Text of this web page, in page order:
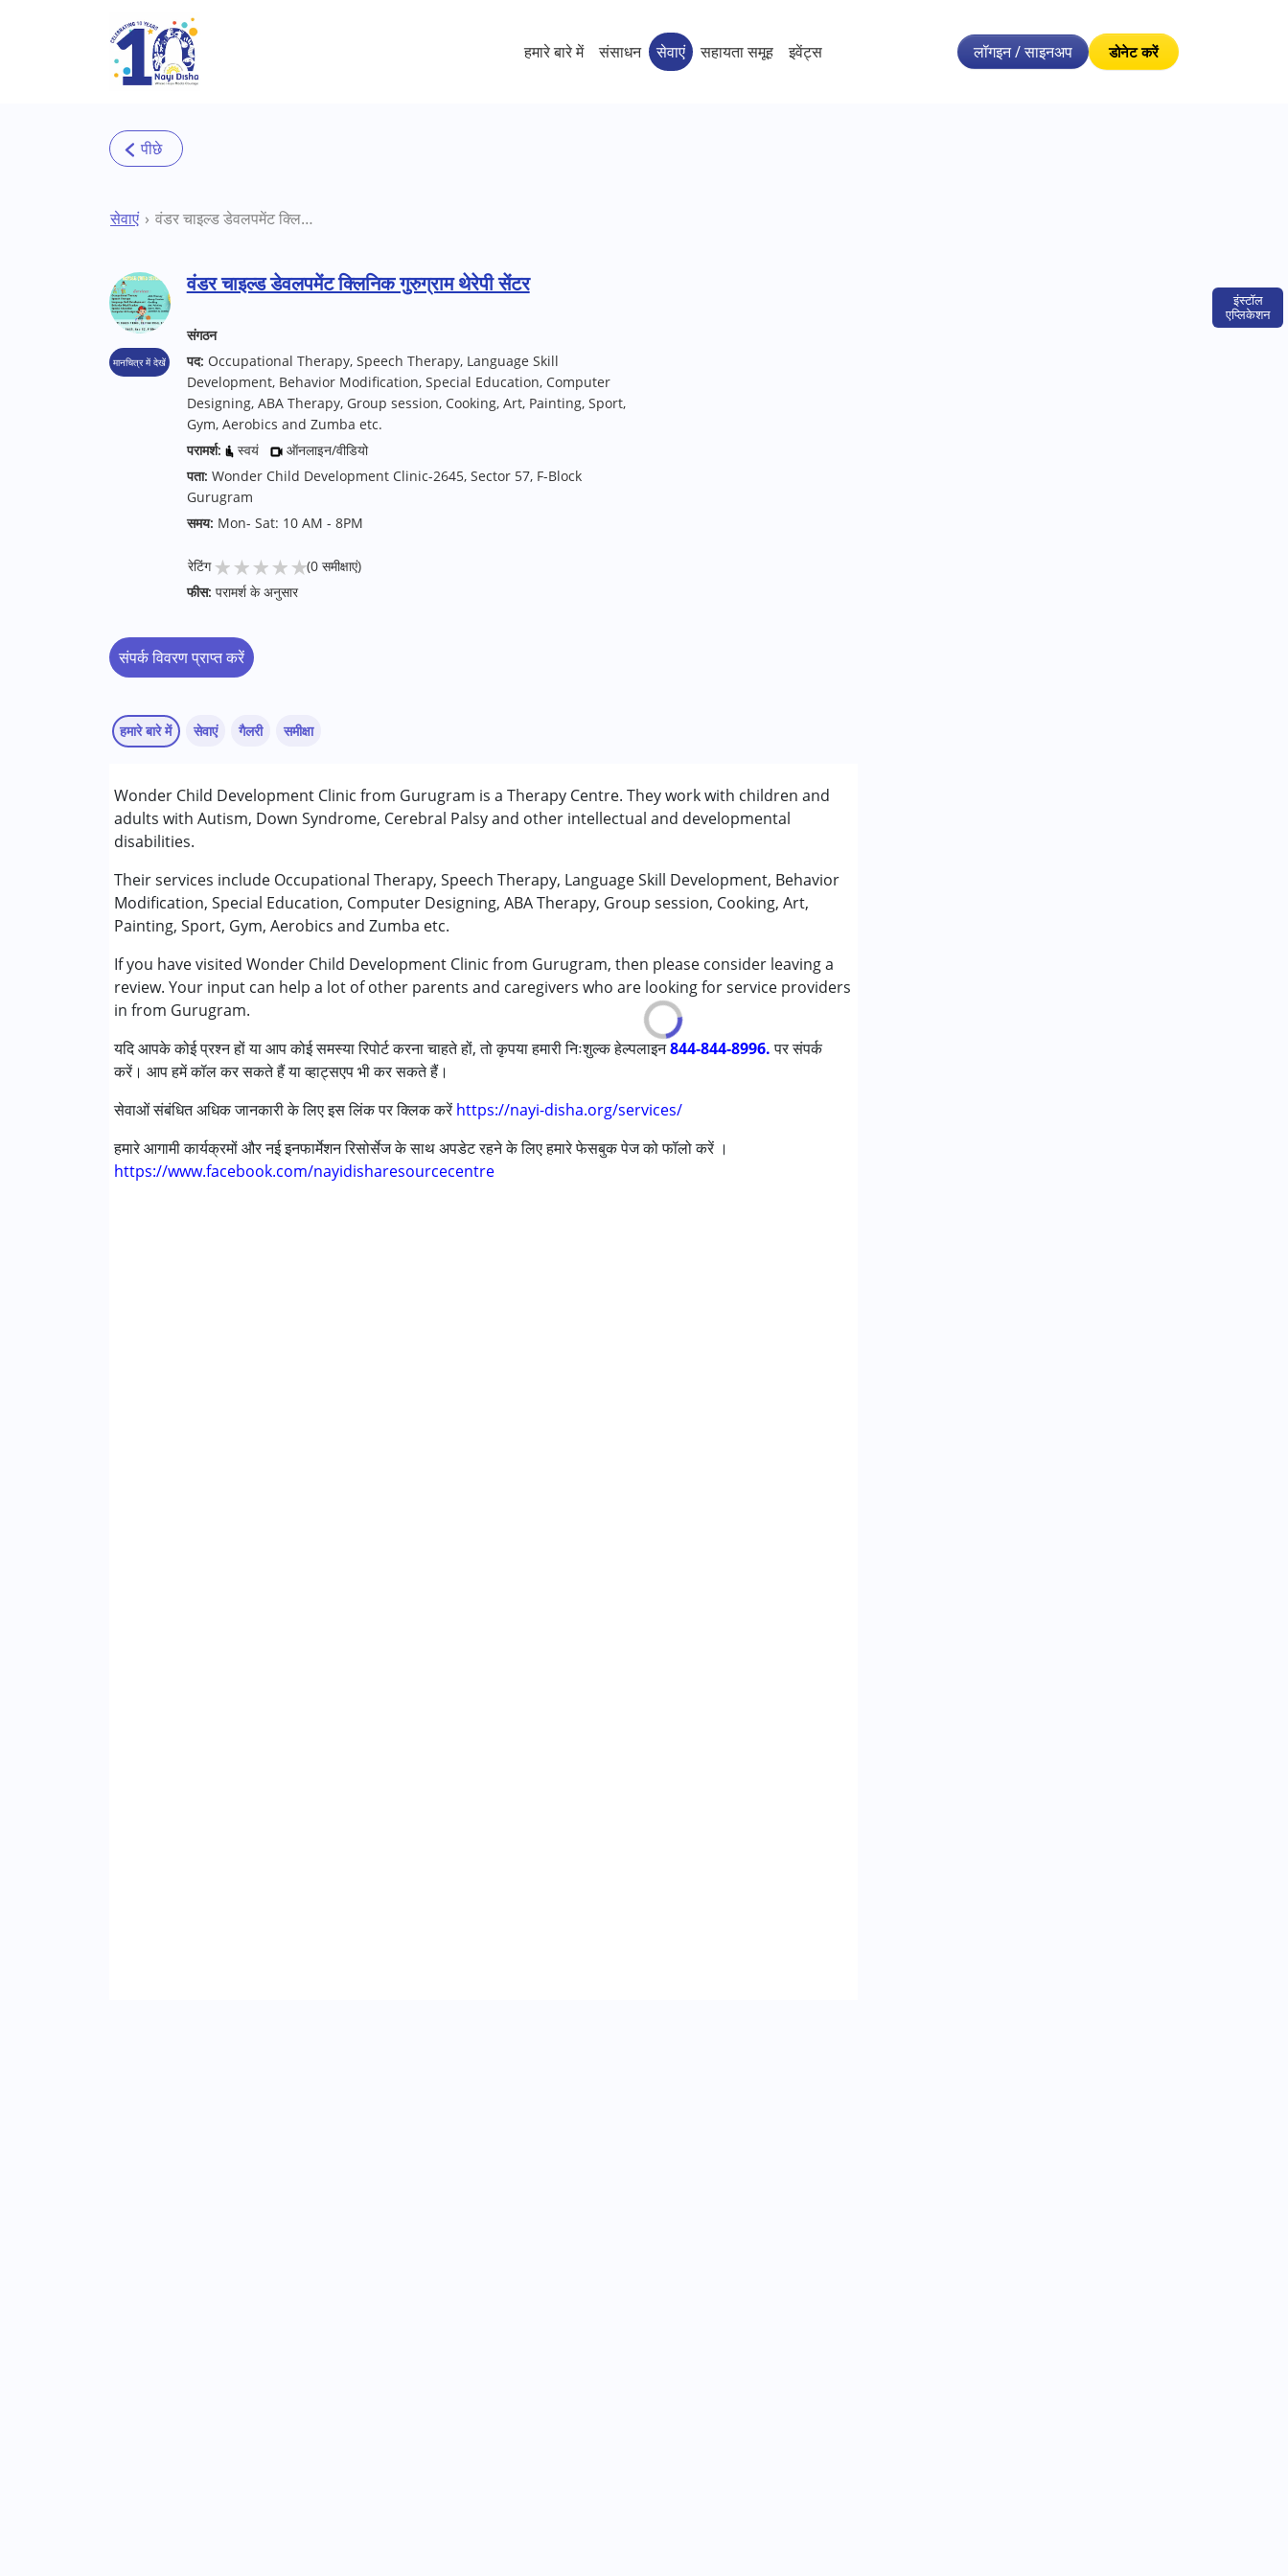
Skip to main content
इंस्टॉल
एप्लिकेशन
हमारे बारे में संसाधन सेवाएं सहायता समूह इवेंट्स लॉगइन / साइनअप डोनेट करें
सेवाएं वंडर चाइल्ड डेवलपमेंट क्लिनिक गुरुग्राम थेरेपी सेंटर
मानचित्र में देखें
वंडर चाइल्ड डेवलपमेंट क्लिनिक गुरुग्राम थेरेपी सेंटर
संगठन
पद: Occupational Therapy, Speech Therapy, Language Skill
Development, Behavior Modification, Special Education, Computer
Designing, ABA Therapy, Group session, Cooking, Art, Painting, Sport,
Gym, Aerobics and Zumba etc.
परामर्श:
स्वयं
ऑनलाइन/वीडियो
पता: Wonder Child Development Clinic-2645, Sector 57, F-Block
Gurugram
समय: Mon- Sat: 10 AM - 8PM
रेटिंग ★★★★★(0 समीक्षाएं)
फीस: परामर्श के अनुसार
संपर्क विवरण प्राप्त करें
हमारे बारे में
Wonder Child Development Clinic from Gurugram is a Therapy Centre. They work with children and
adults with Autism, Down Syndrome, Cerebral Palsy and other intellectual and developmental
disabilities.
Their services include Occupational Therapy, Speech Therapy, Language Skill Development, Behavior
Modification, Special Education, Computer Designing, ABA Therapy, Group session, Cooking, Art,
Painting, Sport, Gym, Aerobics and Zumba etc.
If you have visited Wonder Child Development Clinic from Gurugram, then please consider leaving a
review. Your input can help a lot of other parents and caregivers who are looking for service providers
in from Gurugram.
यदि आपके कोई प्रश्न हों या आप कोई समस्या रिपोर्ट करना चाहते हों, तो कृपया हमारी निःशुल्क हेल्पलाइन844-844-8996.पर संपर्क
करें। आप हमें कॉल कर सकते हैं या व्हाट्सएप भी कर सकते हैं।
सेवाओं संबंधित अधिक जानकारी के लिए इस लिंक पर क्लिक करें https://nayi-disha.org/services/
हमारे आगामी कार्यक्रमों और नई इनफार्मेशन रिसोर्सेज के साथ अपडेट रहने के लिए हमारे फेसबुक पेज को फॉलो करें ।
https://www.facebook.com/nayidisharesourcecentre
सेवाएं
एबीए थेरेपी
बिहेवियर थेरेपी
बिहेवियर मॉडिफिकेशन
ऑक्यूपेशनल थेरेपी
प्ले थेरेपी
स्पेशल एजुकेशन
स्पीच थेरेपी
निम्नलिखित विकलांगता संबंधित सेवाएं उपलब्ध :
अटेंशन डेफिसिट (हाइपरएक्टिविटी) डिसऑर्डर (एडीडी/एडीएचडी)
सेरब्रल पाल्सी (सी पी )
डाउन सिंड्रोम (डी एस )
लर्निंग डिसेबिलिटीज़ (एलडी)
आयु वर्ग :0 - 5 years ,6 - 12 years ,13 - 17 years ,above 18 years
गैलरी समीक्षा